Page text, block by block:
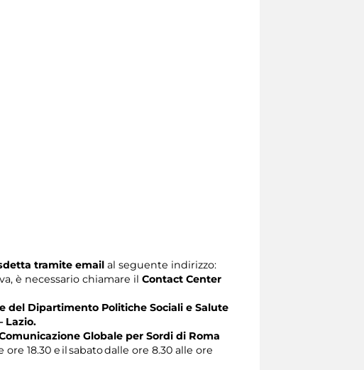
tramite email al seguente indirizzo:
è necessario chiamare il Contact Center
del Dipartimento Politiche Sociali e Salute
Lazio.
Globale per Sordi di Roma
18.30 e il sabato dalle ore 8.30 alle ore